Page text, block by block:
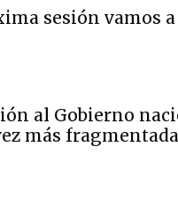
sesión vamos
al Gobierno
más